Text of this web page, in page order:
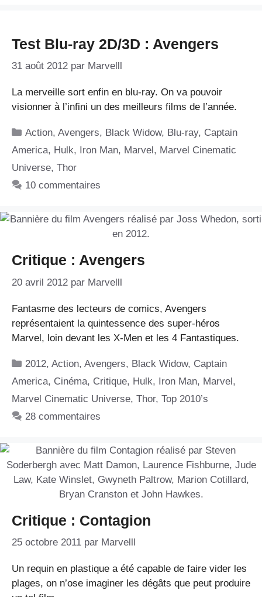
Test Blu-ray 2D/3D : Avengers
31 août 2012 par Marvelll
La merveille sort enfin en blu-ray. On va pouvoir
visionner à l’infini un des meilleurs films de l’année.
Catégories
Action,Avengers, Black Widow, Blu-ray, Captain
America, Hulk, Iron Man, Marvel, Marvel Cinematic
Universe, Thor
10 commentaires
Critique : Avengers
20 avril 2012 par Marvelll
Fantasme des lecteurs de comics, Avengers
représentaient la quintessence des super-héros
Marvel, loin devant les X-Men et les 4 Fantastiques.
Catégories
2012,Action,Avengers, Black Widow, Captain
America, Cinéma, Critique, Hulk, Iron Man, Marvel,
Marvel Cinematic Universe, Thor, Top 2010’s
28 commentaires
Critique : Contagion
25 octobre 2011 par Marvelll
Un requin en plastique a été capable de faire vider les
plages, on n’ose imaginer les dégâts que peut produire